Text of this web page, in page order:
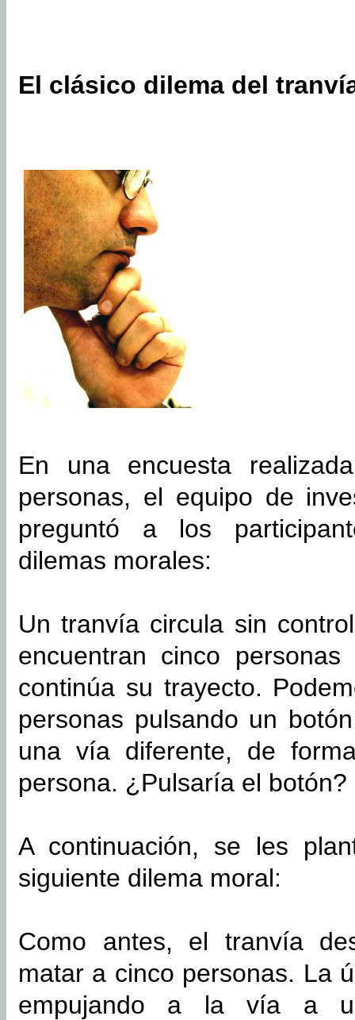
El clásico dilema del
En una encuesta
personas, el equipo de
preguntó a los
dilemas morales:
Un tranvía circula sin
encuentran cinco
continúa su trayecto.
personas pulsando un
una vía diferente, de
persona. ¿Pulsaría el botón?
A continuación, se les
siguiente dilema moral:
Como antes, el tranvía
matar a cinco personas. La
empujando a la vía a